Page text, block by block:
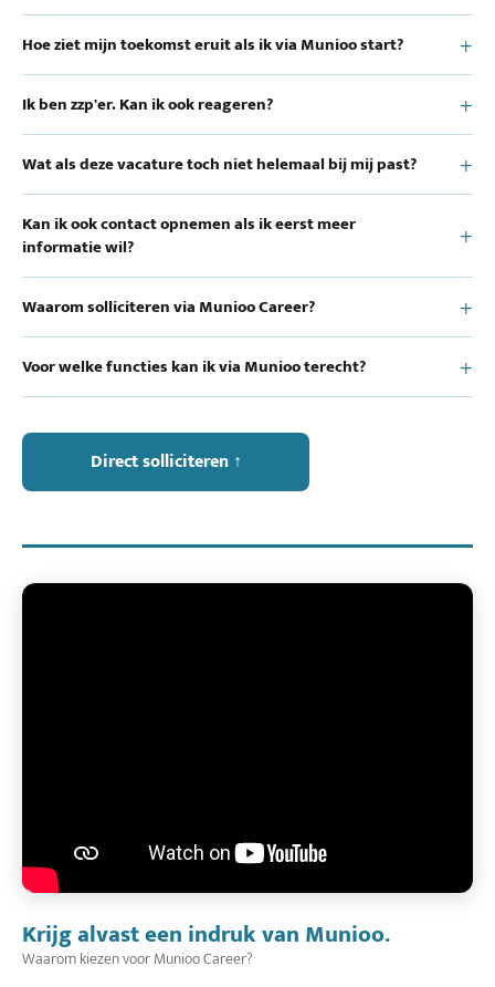
Hoe ziet mijn toekomst eruit als ik via Munioo start?
Ik ben zzp'er. Kan ik ook reageren?
Wat als deze vacature toch niet helemaal bij mij past?
Kan ik ook contact opnemen als ik eerst meer
informatie wil?
Waarom solliciteren via Munioo Career?
Voor welke functies kan ik via Munioo terecht?
Direct solliciteren ↑
Krijg alvast een indruk van Munioo.
Waarom kiezen voor Munioo Career?